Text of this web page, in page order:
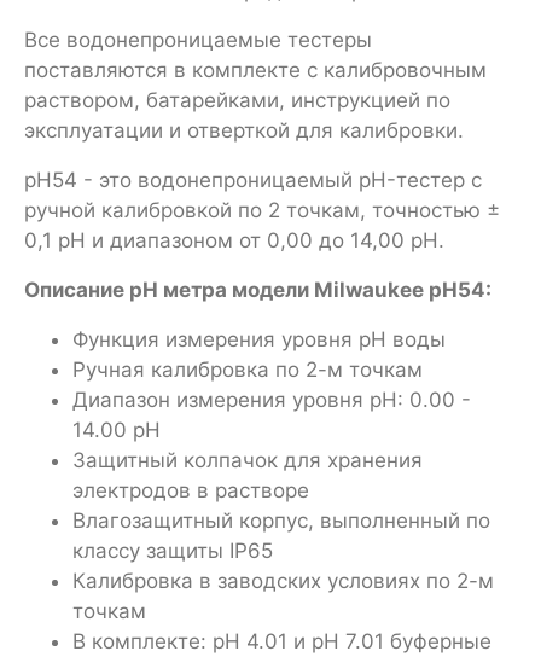
Все водонепроницаемые тестеры
поставляются в комплекте с калибровочным
раствором, батарейками, инструкцией по
эксплуатации и отверткой для калибровки.
pH54 - это водонепроницаемый pH-тестер с
ручной калибровкой по 2 точкам, точностью ±
0,1 pH и диапазоном от 0,00 до 14,00 pH.
Описание pH метра модели Milwaukee pH54:
Функция измерения уровня pH воды
Ручная калибровка по 2-м точкам
Диапазон измерения уровня pH: 0.00 -
14.00 pH
Защитный колпачок для хранения
электродов в растворе
Влагозащитный корпус, выполненный по
классу защиты IP65
Калибровка в заводских условиях по 2-м
точкам
В комплекте: pH 4.01 и pH 7.01 буферные